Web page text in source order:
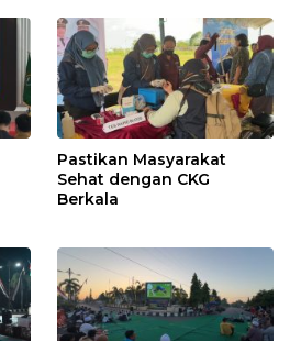
Pastikan Masyarakat
Sehat dengan CKG
Berkala